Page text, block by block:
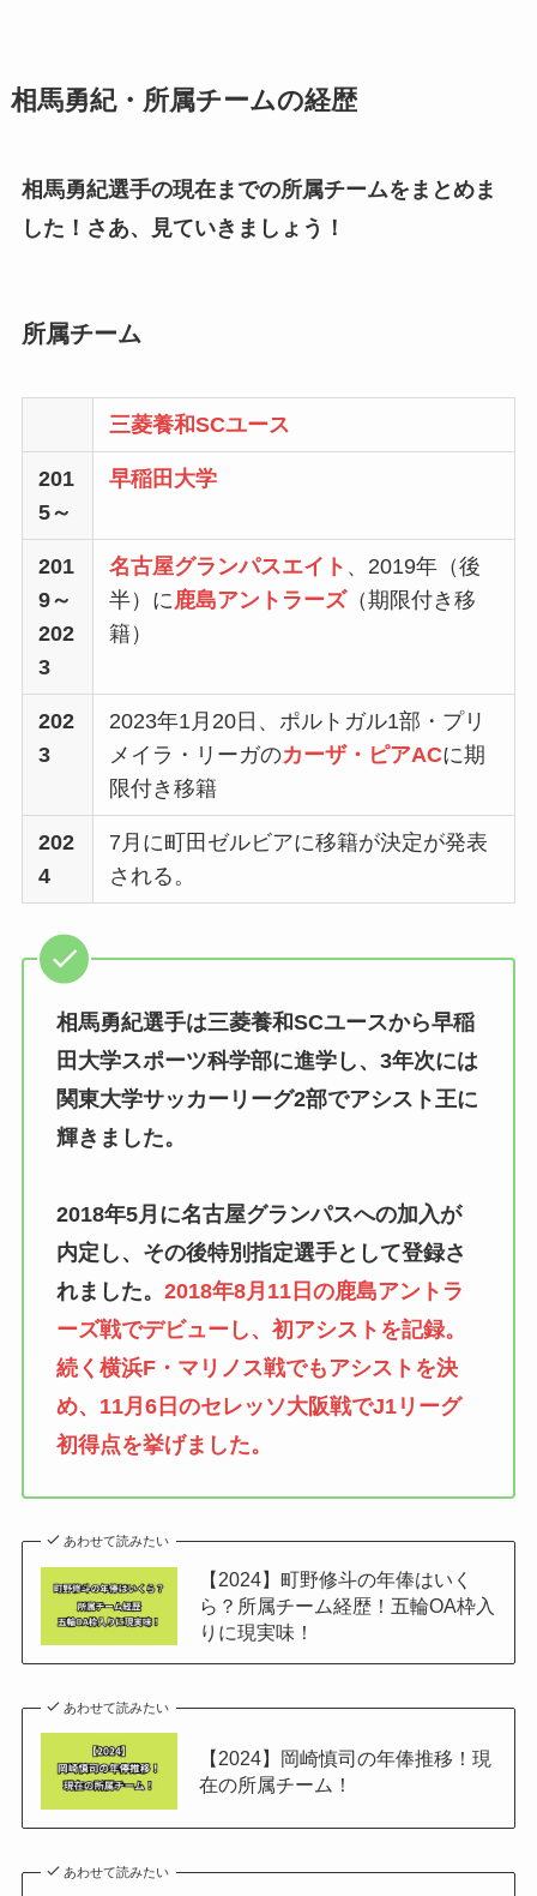
相馬勇紀・所属チームの経歴
相馬勇紀選手の現在までの所属チームをまとめま
した！さあ、見ていきましょう！
所属チーム
三菱養和SCユース
201
5～
早稲田大学
201
9～
202
3
名古屋グランパスエイト 、2019年（後
半）に鹿島アントラーズ（期限付き移
籍）
202
3
2023年1月20日、ポルトガル1部・プリ
メイラ・リーガのカーザ・ピアACに期
限付き移籍
202
4
7月に町田ゼルビアに移籍が決定が発表
される。
相馬勇紀選手は三菱養和SCユースから早稲
田大学スポーツ科学部に進学し、3年次には
関東大学サッカーリーグ2部でアシスト王に
輝きました。
2018年5月に名古屋グランパスへの加入が
内定し、その後特別指定選手として登録さ
れました。 2018年8月11日の鹿島アントラ
ーズ戦でデビューし、初アシストを記録。
続く横浜F・マリノス戦でもアシストを決
め、11月6日のセレッソ大阪戦でJ1リーグ
初得点を挙げました。
あわせて読みたい
【2024】町野修斗の年俸はいく
ら？所属チーム経歴！五輪OA枠入
りに現実味！
あわせて読みたい
【2024】岡崎慎司の年俸推移！現
在の所属チーム！
あわせて読みたい